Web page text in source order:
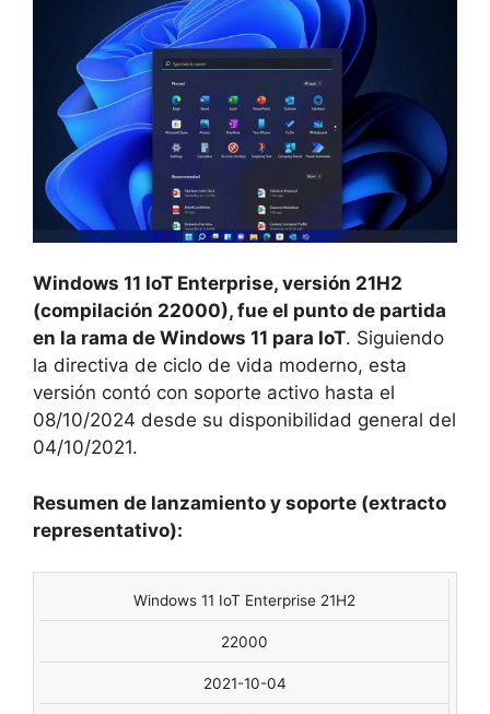
Windows 11 IoT Enterprise, versión 21H2
(compilación 22000), fue el punto de partida
en la rama de Windows 11 para IoT. Siguiendo
la directiva de ciclo de vida moderno, esta
versión contó con soporte activo hasta el
08/10/2024 desde su disponibilidad general del
04/10/2021.
Resumen de lanzamiento y soporte (extracto
representativo):
VERSIÓN COMPILACIÓN
Windows 11 IoT Enterprise 21H2
22000
2021-10-04